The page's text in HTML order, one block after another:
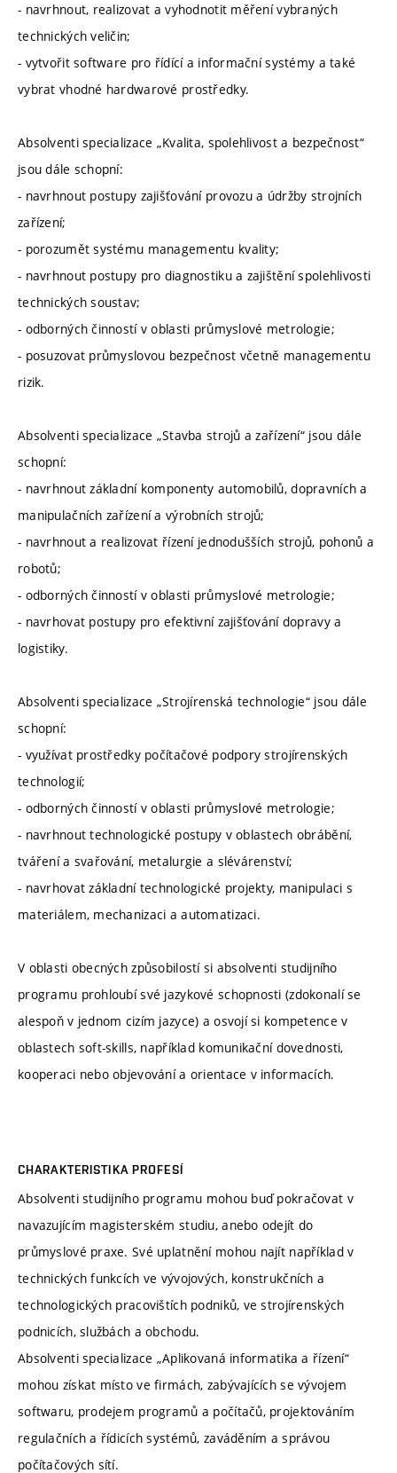
- navrhnout, realizovat a vyhodnotit měření vybraných
technických veličin;
- vytvořit software pro řídící a informační systémy a také
vybrat vhodné hardwarové prostředky.
Absolventi specializace „Kvalita, spolehlivost a bezpečnost“
jsou dále schopní:
- navrhnout postupy zajišťování provozu a údržby strojních
zařízení;
- porozumět systému managementu kvality;
- navrhnout postupy pro diagnostiku a zajištění spolehlivosti
technických soustav;
- odborných činností v oblasti průmyslové metrologie;
- posuzovat průmyslovou bezpečnost včetně managementu
rizik.
Absolventi specializace „Stavba strojů a zařízení“ jsou dále
schopní:
- navrhnout základní komponenty automobilů, dopravních a
manipulačních zařízení a výrobních strojů;
- navrhnout a realizovat řízení jednodušších strojů, pohonů a
robotů;
- odborných činností v oblasti průmyslové metrologie;
- navrhovat postupy pro efektivní zajišťování dopravy a
logistiky.
Absolventi specializace „Strojírenská technologie“ jsou dále
schopní:
- využívat prostředky počítačové podpory strojírenských
technologií;
- odborných činností v oblasti průmyslové metrologie;
- navrhnout technologické postupy v oblastech obrábění,
tváření a svařování, metalurgie a slévárenství;
- navrhovat základní technologické projekty, manipulaci s
materiálem, mechanizaci a automatizaci.
V oblasti obecných způsobilostí si absolventi studijního
programu prohloubí své jazykové schopnosti (zdokonalí se
alespoň v jednom cizím jazyce) a osvojí si kompetence v
oblastech soft-skills, například komunikační dovednosti,
kooperaci nebo objevování a orientace v informacích.
CHARAKTERISTIKA PROFESÍ
Absolventi studijního programu mohou buď pokračovat v
navazujícím magisterském studiu, anebo odejít do
průmyslové praxe. Své uplatnění mohou najít například v
technických funkcích ve vývojových, konstrukčních a
technologických pracovištích podniků, ve strojírenských
podnicích, službách a obchodu.
Absolventi specializace „Aplikovaná informatika a řízení“
mohou získat místo ve firmách, zabývajících se vývojem
softwaru, prodejem programů a počítačů, projektováním
regulačních a řídicích systémů, zaváděním a správou
počítačových sítí.